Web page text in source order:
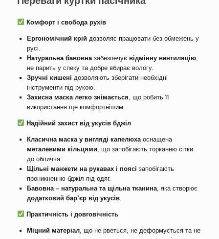
Комфорт і свобода рухів
Ергономічний крій дозволяє працювати без обмежень у
русі.
Натуральна бавовназабезпечує відмінну вентиляцію,
не парить у спеку та добре вбирає вологу.
Зручні кишені дозволяють зберігати необхідні
інструменти під рукою.
Захисна маска легко знімається , що робить її
використання ще комфортнішим.
Надійний захист від укусів бджіл
Класична маска у вигляді капелюхаоснащена
металевими кільцями , що запобігають торканню сітки
до обличчя.
Щільні манжети на рукавах і поясі запобігають
проникненню бджіл під одяг.
Бавовна – натуральна та щільна тканина, яка створює
додатковий бар’єр від укусів.
Практичність і довговічність
Міцний матеріал, що не рветься, не деформується та не